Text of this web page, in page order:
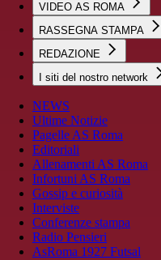
VIDEO AS ROMA
RASSEGNA STAMPA
REDAZIONE
I siti del nostro network
NEWS
Ultime Notizie
Pagelle AS Roma
Editoriali
Allenamenti AS Roma
Infortuni AS Roma
Gossip e curiosità
Interviste
Conferenze stampa
Radio Pensieri
AsRoma 1927 Futsal